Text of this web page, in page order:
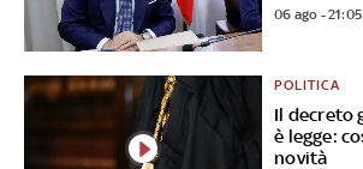
06 ago - 21:05
Il decreto
è legge:
novità
POLITICA